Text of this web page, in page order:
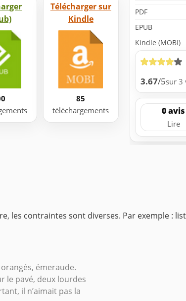
Télécharger sur
Kindle
85
téléchargements
PDF
EPUB
Kindle (MOBI)
3.67/5sur 3
0 avis
Lire
les contraintes sont diverses. Par exemple :
émeraude.
le pavé, deux lourdes
il n’aimait pas la